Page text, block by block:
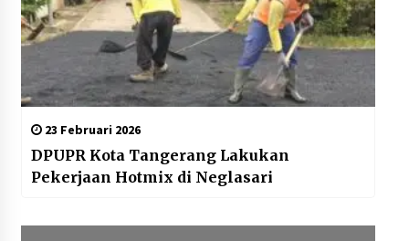
23 Februari 2026
DPUPR Kota Tangerang Lakukan
Pekerjaan Hotmix di Neglasari